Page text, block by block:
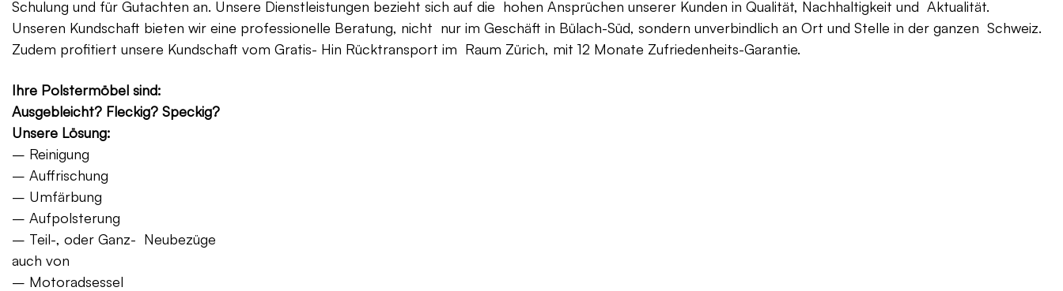
Schulung und für Gutachten an. Unsere Dienstleistungen bezieht sich auf die hohen Ansprüchen unserer Kunden in Qualität, Nachhaltigkeit und Aktualität.
Unseren Kundschaft bieten wir eine professionelle Beratung, nicht nur im Geschäft in Bülach-Süd, sondern unverbindlich an Ort und Stelle in der ganzen Schweiz.
Zudem profitiert unsere Kundschaft vom Gratis- Hin Rücktransport im Raum Zürich, mit 12 Monate Zufriedenheits-Garantie.
Ihre Polstermöbel sind:
Ausgebleicht? Fleckig? Speckig?
Unsere Lösung:
– Reinigung
– Auffrischung
– Umfärbung
– Aufpolsterung
– Teil-, oder Ganz- Neubezüge
auch von
– Motoradsessel